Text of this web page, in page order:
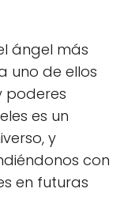
ángel más
uno de ellos
poderes
es un
y
con
en futuras